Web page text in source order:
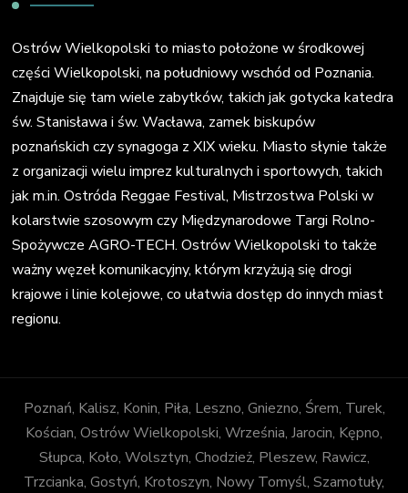
Ostrów Wielkopolski to miasto położone w środkowej
części Wielkopolski, na południowy wschód od Poznania.
Znajduje się tam wiele zabytków, takich jak gotycka katedra
św. Stanisława i św. Wacława, zamek biskupów
poznańskich czy synagoga z XIX wieku. Miasto słynie także
z organizacji wielu imprez kulturalnych i sportowych, takich
jak m.in. Ostróda Reggae Festival, Mistrzostwa Polski w
kolarstwie szosowym czy Międzynarodowe Targi Rolno-
Spożywcze AGRO-TECH. Ostrów Wielkopolski to także
ważny węzeł komunikacyjny, którym krzyżują się drogi
krajowe i linie kolejowe, co ułatwia dostęp do innych miast
regionu.
Poznań, Kalisz, Konin, Piła, Leszno, Gniezno, Śrem, Turek,
Kościan, Ostrów Wielkopolski, Września, Jarocin, Kępno,
Słupca, Koło, Wolsztyn, Chodzież, Pleszew, Rawicz,
Trzcianka, Gostyń, Krotoszyn, Nowy Tomyśl, Szamotuły,